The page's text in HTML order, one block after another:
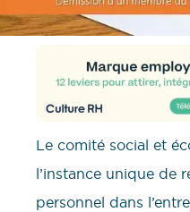
Le comité social et
l’instance unique de
personnel dans